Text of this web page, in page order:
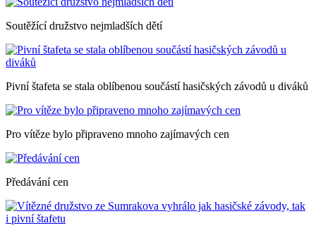
Soutěžící družstvo nejmladších dětí
Pivní štafeta se stala oblíbenou součástí hasičských závodů u diváků
Pro vítěze bylo připraveno mnoho zajímavých cen
Předávání cen